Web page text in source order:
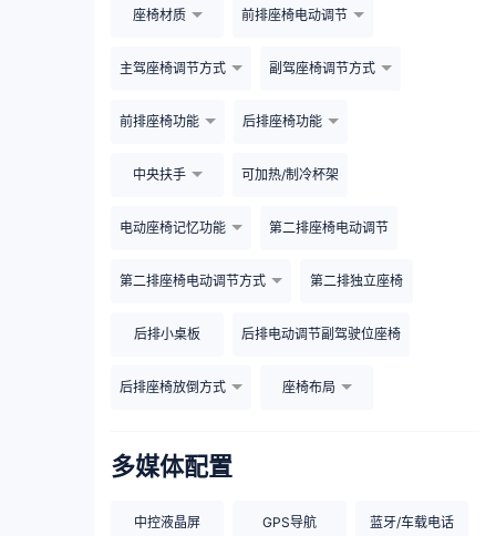
座椅材质 前排座椅电动调节
主驾座椅调节方式 副驾座椅调节方式
前排座椅功能 后排座椅功能
中央扶手 可加热/制冷杯架
电动座椅记忆功能 第二排座椅电动调节
第二排座椅电动调节方式 第二排独立座椅
后排小桌板 后排电动调节副驾驶位座椅
后排座椅放倒方式 座椅布局
多媒体配置
中控液晶屏 GPS导航 蓝牙/车载电话